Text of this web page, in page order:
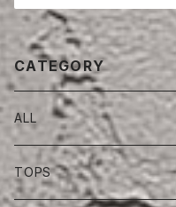
CATEGORY
ALL
TOPS